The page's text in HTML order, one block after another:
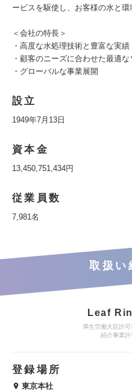
ービスを駆使し、お客様の水と環
＜会社の特長＞
・高度な水処理技術と豊富な実績
・顧客のニーズに合わせた最適
・グローバルな事業展開
設立
1949年7月13日
資本金
13,450,751,434円
従業員数
7,981名
取扱い
Leaf
厚生労働大臣許
紹介事業
登録場所
東京本社